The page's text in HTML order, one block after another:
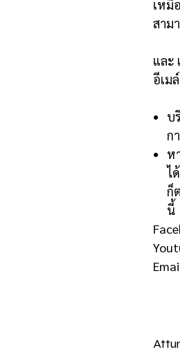
เหมื
สาม
และ
อีเม
บ
ก
ห
ไ
ก็
นี้